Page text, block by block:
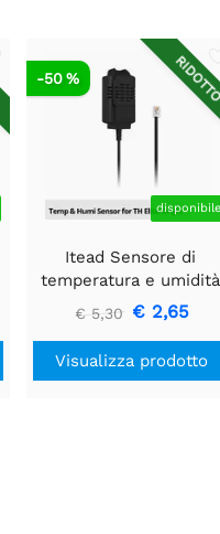
disponibile
-50 %
Itead Sensore di
temperatura e umidità
SONOFF THS01 con
connettore RJ9
€ 5,30 € 2,65
Visualizza prodotto